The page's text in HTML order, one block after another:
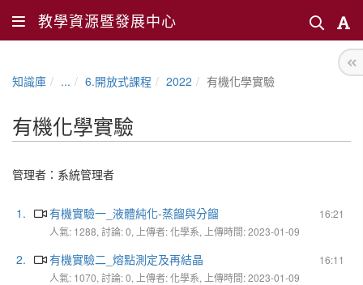
教學資源暨發展中心
知識庫 ... 6.開放式課程 2022 有機化學實驗
有機化學實驗
管理者： 系統管理者
1. 16:21
有機實驗一_液體純化-蒸餾與分餾
人氣: 1288, 討論: 0, 上傳者: 化學系, 上傳時間: 2023-01-09
2. 16:11
有機實驗二_熔點測定及再結晶
人氣: 1070, 討論: 0, 上傳者: 化學系, 上傳時間: 2023-01-09